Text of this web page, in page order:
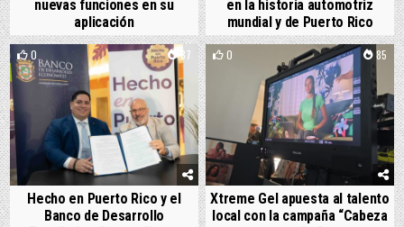
nuevas funciones en su
aplicación
en la historia automotriz
mundial y de Puerto Rico
0 87
Hecho en Puerto Rico y el
Banco de Desarrollo
0 85
Xtreme Gel apuesta al talento
local con la campaña “Cabeza